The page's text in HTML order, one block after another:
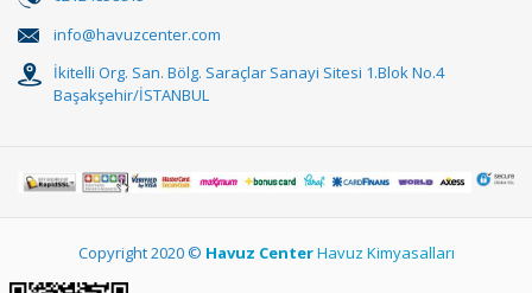
info@havuzcenter.com
İkitelli Org. San. Bölg. Saraçlar Sanayi Sitesi 1.Blok No.4
Başakşehir/İSTANBUL
Copyright 2020 © Havuz CenterHavuz Kimyasalları